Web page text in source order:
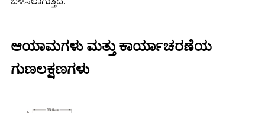
ಆಯಾಮಗಳು ಮತ್ತು ಕಾರ್ಯಾಚರಣೆಯ
ಗುಣಲಕ್ಷಣಗಳು